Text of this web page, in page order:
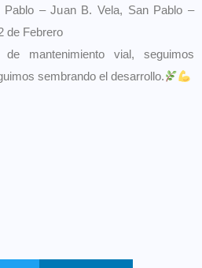
Pablo – Juan B. Vela, San Pablo –
de Febrero
mantenimiento vial, seguimos
sembrando el desarrollo.